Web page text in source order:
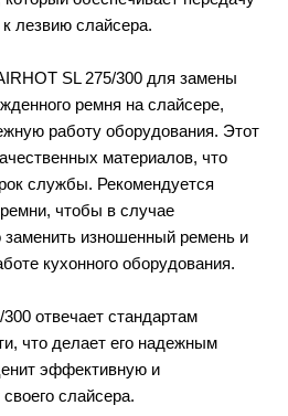
лезвию слайсера.
SL 275/300 для замены
ремня на слайсере,
работу оборудования. Этот
материалов, что
службы. Рекомендуется
чтобы в случае
изношенный ремень и
кухонного оборудования.
отвечает стандартам
что делает его надежным
эффективную и
слайсера.